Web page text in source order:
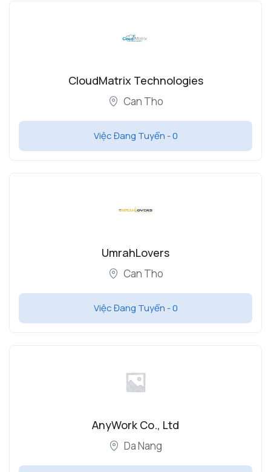
CloudMatrix Technologies
Can Tho
Việc Đang Tuyển -0
UmrahLovers
Can Tho
Việc Đang Tuyển -0
AnyWork Co., Ltd
Da Nang